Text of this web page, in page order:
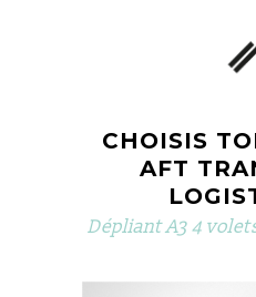
CHOISIS
AFT
Dépliant A3 4